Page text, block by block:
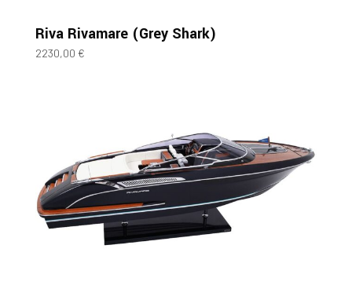
Riva Rivamare (Grey Shark)
2230,00 €